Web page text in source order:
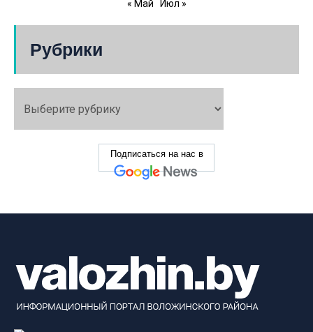
« Май
Июл »
Рубрики
Подписаться на нас в